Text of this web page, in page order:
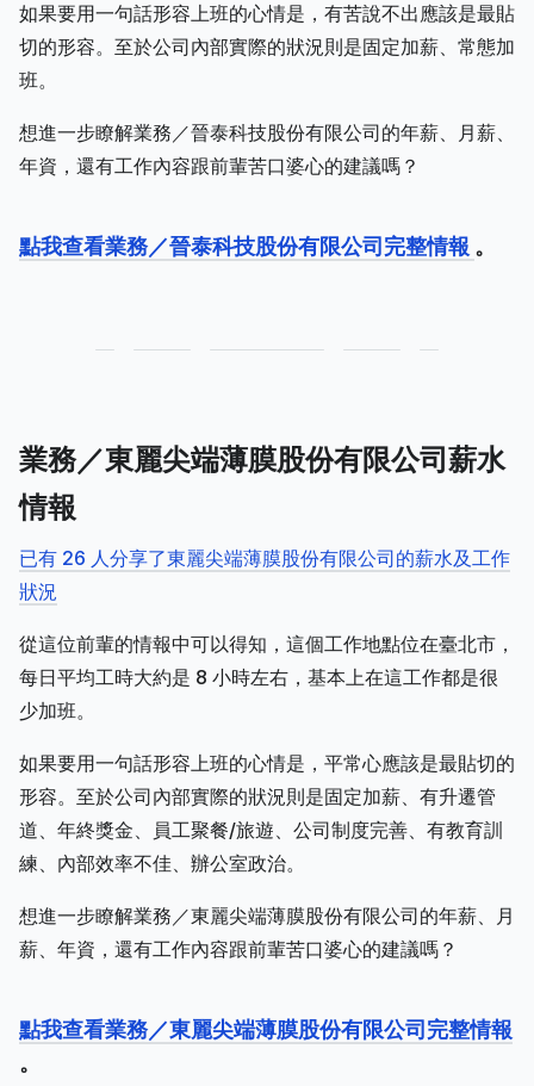
如果要用一句話形容上班的心情是，有苦說不出應該是最貼
切的形容。至於公司內部實際的狀況則是固定加薪、常態加
班。
想進一步瞭解業務／晉泰科技股份有限公司的年薪、月薪、
年資，還有工作內容跟前輩苦口婆心的建議嗎？
點我查看業務／晉泰科技股份有限公司完整情報 。
業務／東麗尖端薄膜股份有限公司薪水
情報
已有 26 人分享了東麗尖端薄膜股份有限公司的薪水及工作
狀況
從這位前輩的情報中可以得知，這個工作地點位在臺北市，
每日平均工時大約是 8 小時左右，基本上在這工作都是很
少加班。
如果要用一句話形容上班的心情是，平常心應該是最貼切的
形容。至於公司內部實際的狀況則是固定加薪、有升遷管
道、年終獎金、員工聚餐/旅遊、公司制度完善、有教育訓
練、內部效率不佳、辦公室政治。
想進一步瞭解業務／東麗尖端薄膜股份有限公司的年薪、月
薪、年資，還有工作內容跟前輩苦口婆心的建議嗎？
點我查看業務／東麗尖端薄膜股份有限公司完整情報
。